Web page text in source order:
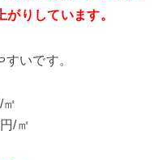
りしています。
いです。
/㎡